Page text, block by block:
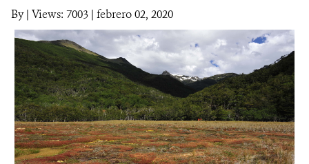
DONA
By| Views: 7003 | febrero 02, 2020